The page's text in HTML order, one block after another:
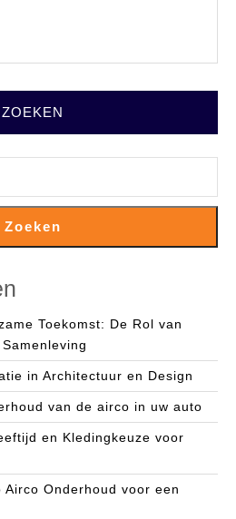
ZOEKEN
Zoeken
Toekomst: De Rol van
in Architectuur en Design
van de airco in uw auto
en Kledingkeuze voor
Onderhoud voor een